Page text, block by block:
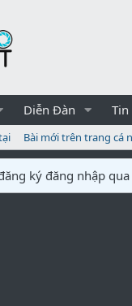
Diễn Đàn
Bài mới trên trang cá
ký đăng nhập